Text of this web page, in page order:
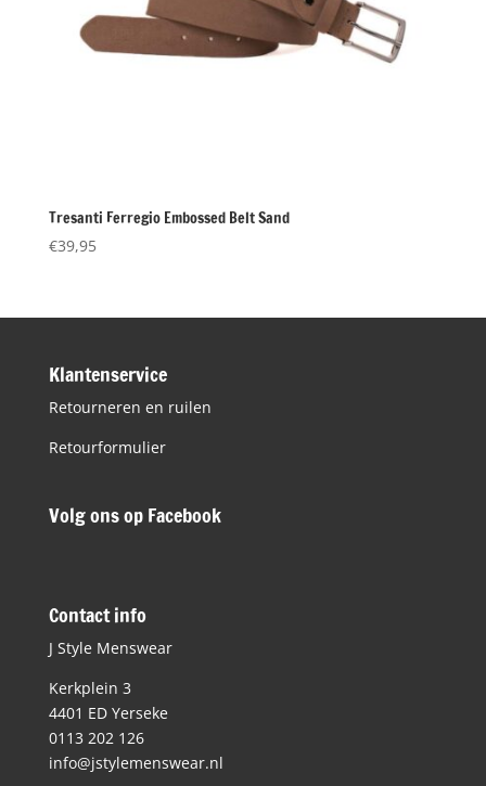
Tresanti Ferregio Embossed Belt Sand
€39,95
Klantenservice
Retourneren en ruilen
Retourformulier
Volg ons op Facebook
Contact info
J Style Menswear
Kerkplein 3
4401 ED Yerseke
0113 202 126
info@jstylemenswear.nl